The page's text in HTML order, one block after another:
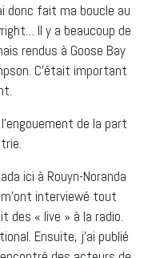
donc fait ma boucle au
Il y a beaucoup de
rendus à Goose Bay
C’était important
de la part
ici à Rouyn-Noranda
interviewé tout
des « live » à la radio.
Ensuite, j’ai publié